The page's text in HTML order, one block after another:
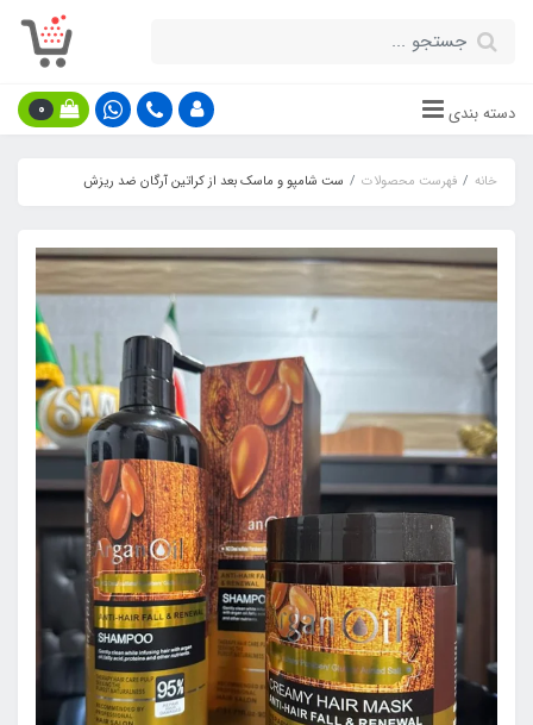
دسته بندی 0
خانه فهرست محصولات ست شامپو و ماسک بعد از کراتین آرگان ضد ریزش